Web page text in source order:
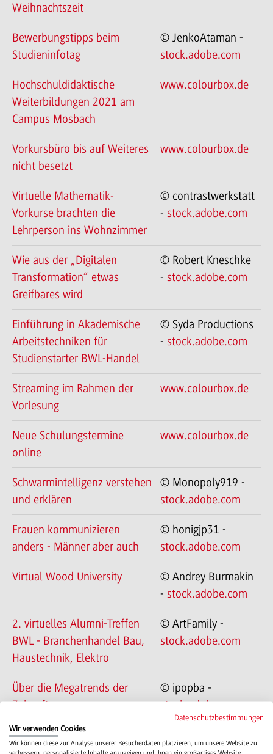
Weihnachtszeit
Bewerbungstipps beim
Studieninfotag
© JenkoAtaman -
stock.adobe.com
Hochschuldidaktische
Weiterbildungen 2021 am
Campus Mosbach
www.colourbox.de
Vorkursbüro bis auf Weiteres
nicht besetzt
www.colourbox.de
Virtuelle Mathematik-
Vorkurse brachten die
Lehrperson ins Wohnzimmer
© contrastwerkstatt
- stock.adobe.com
Wie aus der „Digitalen
Transformation“ etwas
Greifbares wird
© Robert Kneschke
- stock.adobe.com
Einführung in Akademische
Arbeitstechniken für
Studienstarter BWL-Handel
© Syda Productions
- stock.adobe.com
Streaming im Rahmen der
Vorlesung
www.colourbox.de
Neue Schulungstermine
online
www.colourbox.de
Schwarmintelligenz verstehen
und erklären
© Monopoly919 -
stock.adobe.com
Frauen kommunizieren
anders - Männer aber auch
© honigjp31 -
stock.adobe.com
Virtual Wood University
© Andrey Burmakin
- stock.adobe.com
2. virtuelles Alumni-Treffen
BWL - Branchenhandel Bau,
Haustechnik, Elektro
© ArtFamily -
stock.adobe.com
Über die Megatrends der
Zukunft
© ipopba -
stock.adobe.com
Sprachbots für den
Datenschutzbestimmungen
Wir verwenden Cookies
Wir können diese zur Analyse unserer Besucherdaten platzieren, um unsere Website zu